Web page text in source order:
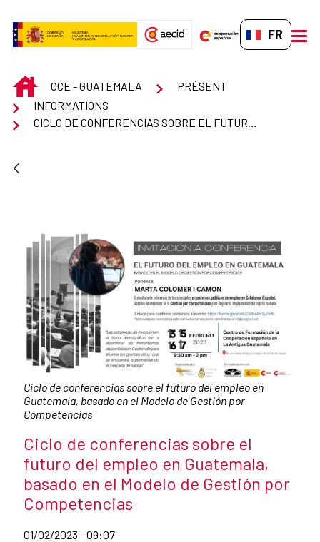
FR-FR
INICIOOCE - GUATEMALA
PRÉSENT
INFORMATIONS
Pie de foto:
Ciclo de conferencias sobre el futuro del empleo en
Guatemala, basado en el Modelo de Gestión por
Competencias
Título de la noticia
Ciclo de conferencias sobre el
futuro del empleo en Guatemala,
basado en el Modelo de Gestión por
Competencias
Fecha de publicación de la noticia
01/02/2023 - 09:07